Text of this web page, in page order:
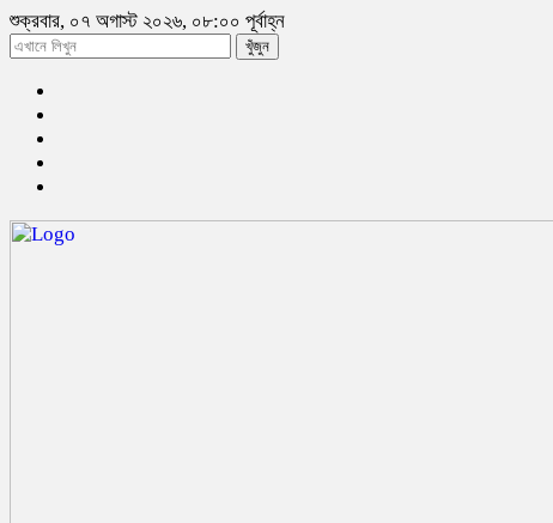
শুক্রবার, ০৭ অগাস্ট ২০২৬, ০৮:০০ পূর্বাহ্ন
খুঁজুন